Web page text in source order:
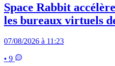
Space Rabbit
les bureaux virtuels
07/08/2026 à 11:23
• 9